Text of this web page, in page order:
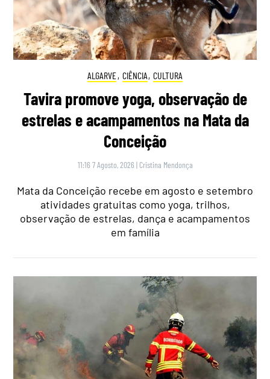
ALGARVE, CIÊNCIA, CULTURA
Tavira promove yoga, observação de
estrelas e acampamentos na Mata da
Conceição
11:16 7 Agosto, 2026 | Cristina Mendonça
Mata da Conceição recebe em agosto e setembro
atividades gratuitas como yoga, trilhos,
observação de estrelas, dança e acampamentos
em família